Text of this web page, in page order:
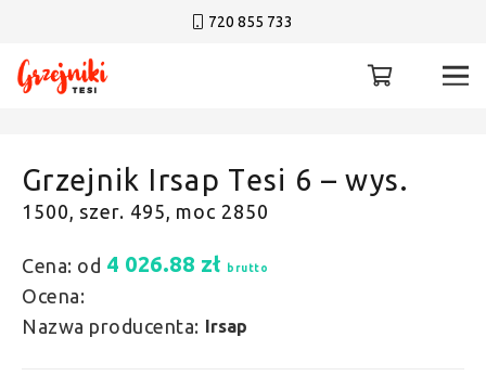
720 855 733
Grzejnik Irsap Tesi 6 – wys.
1500, szer. 495, moc 2850
Cena: od 4 026.88 zł brutto
Ocena:
Nazwa producenta: Irsap